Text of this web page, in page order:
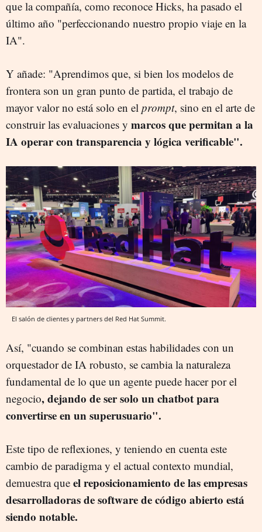
que la compañía, como reconoce Hicks, ha pasado el
último año "perfeccionando nuestro propio viaje en la
IA".
Y añade: "Aprendimos que, si bien los modelos de
frontera son un gran punto de partida, el trabajo de
mayor valor no está solo en el prompt, sino en el arte de
construir las evaluaciones y marcos que permitan a la
IA operar con transparencia y lógica verificable".
El salón de clientes y partners del Red Hat Summit.
Así, "cuando se combinan estas habilidades con un
orquestador de IA robusto, se cambia la naturaleza
fundamental de lo que un agente puede hacer por el
negocio, dejando de ser solo un chatbot para
convertirse en un superusuario".
Este tipo de reflexiones, y teniendo en cuenta este
cambio de paradigma y el actual contexto mundial,
demuestra que el reposicionamiento de las empresas
desarrolladoras de software de código abierto está
siendo notable.